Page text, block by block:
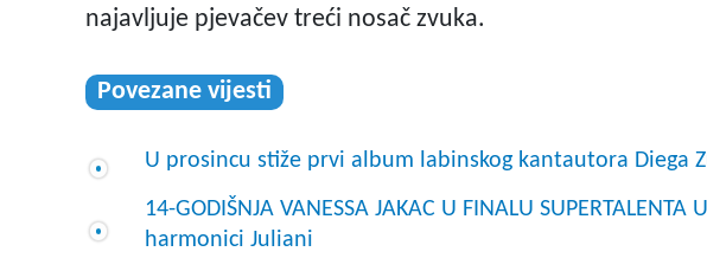
najavljuje pjevačev treći nosač zvuka.
Povezane vijesti
U prosincu stiže prvi album labinskog kantautora Diega
14-GODIŠNJA VANESSA JAKAC U FINALU
harmonici Juliani